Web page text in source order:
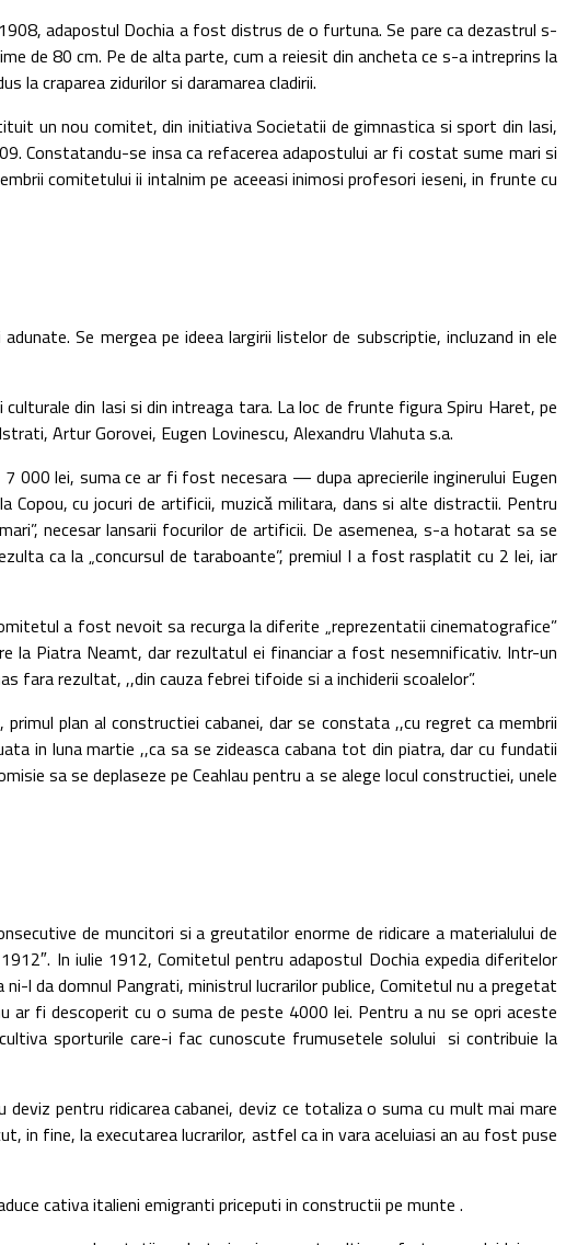
adapostul Dochia a fost distrus de o furtuna. Se pare ca dezastrul s-
de 80 cm. Pe de alta parte, cum a reiesit din ancheta ce s-a intreprins la
craparea zidurilor si daramarea cladirii.
un nou comitet, din initiativa Societatii de gimnastica si sport din Iasi,
Constatandu-se insa ca refacerea adapostului ar fi costat sume mari si
comitetului ii intalnim pe aceeasi inimosi profesori ieseni, in frunte cu
Se mergea pe ideea largirii listelor de subscriptie, incluzand in ele
din Iasi si din intreaga tara. La loc de frunte figura Spiru Haret, pe
Artur Gorovei, Eugen Lovinescu, Alexandru Vlahuta s.a.
lei, suma ce ar fi fost necesara — dupa aprecierile inginerului Eugen
cu jocuri de artificii, muzică militara, dans si alte distractii. Pentru
necesar lansarii focurilor de artificii. De asemenea, s-a hotarat sa se
ca la „concursul de taraboante”, premiul I a fost rasplatit cu 2 lei, iar
a fost nevoit sa recurga la diferite „reprezentatii cinematografice”
la Piatra Neamt, dar rezultatul ei financiar a fost nesemnificativ. Intr-un
fara rezultat, ,,din cauza febrei tifoide si a inchiderii scoalelor”.
plan al constructiei cabanei, dar se constata ,,cu regret ca membrii
in luna martie ,,ca sa se zideasca cabana tot din piatra, dar cu fundatii
sa se deplaseze pe Ceahlau pentru a se alege locul constructiei, unele
de muncitori si a greutatilor enorme de ridicare a materialului de
In iulie 1912, Comitetul pentru adapostul Dochia expedia diferitelor
l da domnul Pangrati, ministrul lucrarilor publice, Comitetul nu a pregetat
fi descoperit cu o suma de peste 4000 lei. Pentru a nu se opri aceste
sporturile care-i fac cunoscute frumusetele solului si contribuie la
pentru ridicarea cabanei, deviz ce totaliza o suma cu mult mai mare
in fine, la executarea lucrarilor, astfel ca in vara aceluiasi an au fost puse
cativa italieni emigranti priceputi in constructii pe munte .